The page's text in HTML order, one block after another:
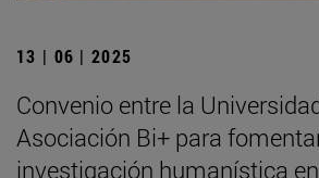
13 | 06 | 2025
Convenio entre la
Asociación Bi+ para
investigación humanística